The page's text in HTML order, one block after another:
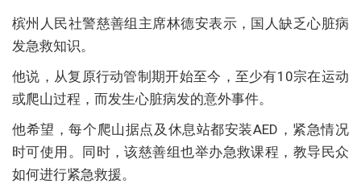
槟州人民社警慈善组主席林德安表示，国人缺乏心脏病
发急救知识。
他说，从复原行动管制期开始至今，至少有10宗在运动
或爬山过程，而发生心脏病发的意外事件。
他希望，每个爬山据点及休息站都安装AED，紧急情况
时可使用。同时，该慈善组也举办急救课程，教导民众
如何进行紧急救援。